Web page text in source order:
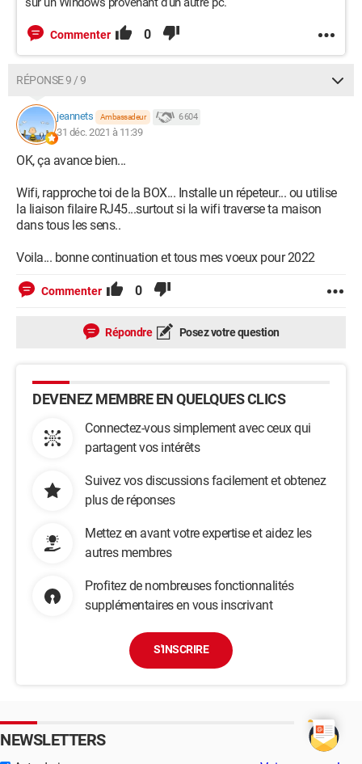
Commenter 0
RÉPONSE 9 / 9
jeannets Ambassadeur 6 604
31 déc. 2021 à 11:39
OK, ça avance bien...
Wifi, rapproche toi de la BOX... Installe un répeteur... ou utilise
la liaison filaire RJ45...surtout si la wifi traverse ta maison
dans tous les sens..
Voila... bonne continuation et tous mes voeux pour 2022
Commenter 0
Répondre Posez votre question
DEVENEZ MEMBRE EN QUELQUES CLICS
Connectez-vous simplement avec ceux qui
partagent vos intérêts
Suivez vos discussions facilement et obtenez
plus de réponses
Mettez en avant votre expertise et aidez les
autres membres
Profitez de nombreuses fonctionnalités
supplémentaires en vous inscrivant
S'INSCRIRE
NEWSLETTERS